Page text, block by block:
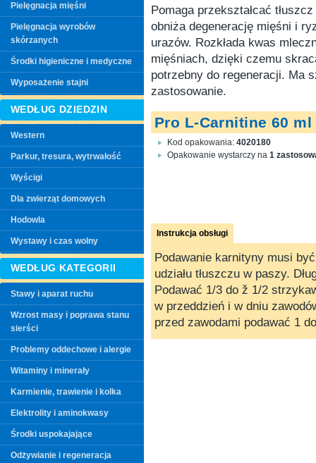
Pomaga przekształcać
obniża degenerację mięśni i
urazów. Rozkłada kwas
mięśniach, dzięki czemu
potrzebny do regeneracji. Ma
zastosowanie.
Pro L-Carnitine 60 ml
Kod opakowania: 4020180
Opakowanie wystarczy na 1
Instrukcja obsługi
Podawanie karnityny musi
udziału tłuszczu w paszy.
Podawać 1/3 do ž 1/2
w przeddzień i w dniu
przed zawodami podawać 1
Pielęgnacja mięśni
Pielęgnacja wyrobów
skórzanych
Środki higieniczne i medyczne
Wyposażenie stajni
WEDŁUG DZIEDZIN
Western
Parkur, tresura, wytrwałość
Wyścigi
Dla zwierząt domowych
Hodowla
Wystawy i czas wolny
WEDŁUG KATEGORII
Stawy i aparat ruchu
Wzrost masy i poprawa stanu
sierści
Problemy oddechowe i alergie
Witaminy i minerały
Karmienie, trawienie i kolka
Elektrolity i aminokwasy
Środki uspokajające
Odżywianie i regeneracja